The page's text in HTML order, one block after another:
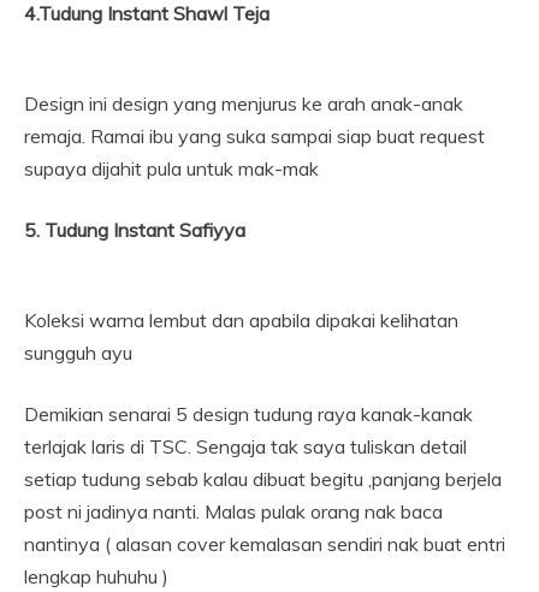
4.Tudung Instant Shawl Teja
Design ini design yang menjurus ke arah anak-anak
remaja. Ramai ibu yang suka sampai siap buat request
supaya dijahit pula untuk mak-mak
5. Tudung Instant Safiyya
Koleksi warna lembut dan apabila dipakai kelihatan
sungguh ayu
Demikian senarai 5 design tudung raya kanak-kanak
terlajak laris di TSC. Sengaja tak saya tuliskan detail
setiap tudung sebab kalau dibuat begitu ,panjang berjela
post ni jadinya nanti. Malas pulak orang nak baca
nantinya ( alasan cover kemalasan sendiri nak buat entri
lengkap huhuhu )